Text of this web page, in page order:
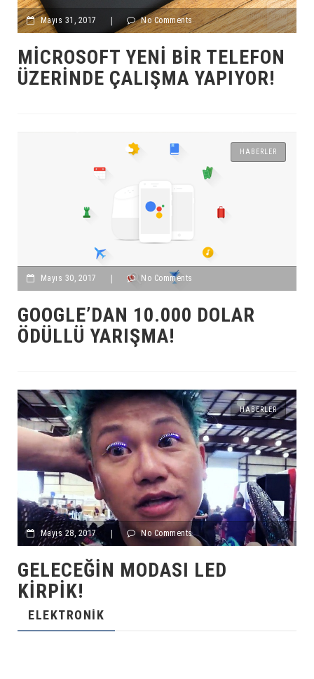
Mayıs 31, 2017 No Comments
MICROSOFT YENI BIR TELEFON
ÜZERINDE ÇALIŞMA YAPIYOR!
HABERLER
Mayıs 30, 2017 | No Comments
GOOGLE’DAN 10.000 DOLAR
ÖDÜLLÜ YARIŞMA!
HABERLER
Mayıs 28, 2017 No Comments
GELECEĞIN MODASI LED
KIRPIK!
ELEKTRONIK